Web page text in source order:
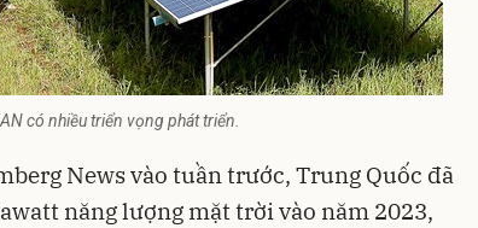
có nhiều triển vọng phát triển.
News vào tuần trước, Trung Quốc đã
năng lượng mặt trời vào năm 2023,